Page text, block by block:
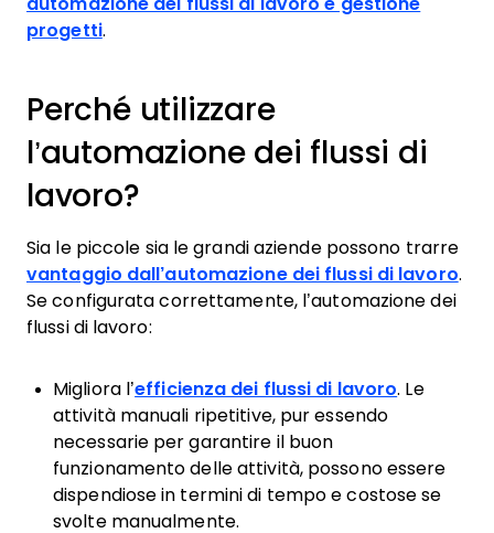
automazione dei flussi di lavoro e gestione
progetti.
Perché utilizzare
l’automazione dei flussi di
lavoro?
Sia le piccole sia le grandi aziende possono trarre
vantaggio dall’automazione dei flussi di lavoro.
Se configurata correttamente, l’automazione dei
flussi di lavoro:
Migliora l’efficienza dei flussi di lavoro. Le
attività manuali ripetitive, pur essendo
necessarie per garantire il buon
funzionamento delle attività, possono essere
dispendiose in termini di tempo e costose se
svolte manualmente.